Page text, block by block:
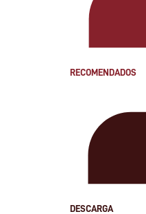
RECOMENDADOS
DESCARGA